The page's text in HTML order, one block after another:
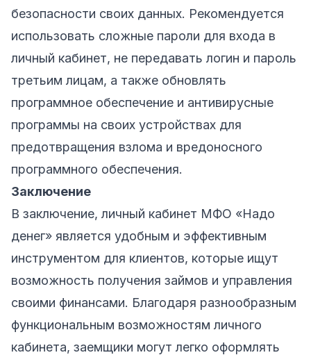
безопасности своих данных. Рекомендуется
использовать сложные пароли для входа в
личный кабинет, не передавать логин и пароль
третьим лицам, а также обновлять
программное обеспечение и антивирусные
программы на своих устройствах для
предотвращения взлома и вредоносного
программного обеспечения.
Заключение
В заключение, личный кабинет МФО «Надо
денег» является удобным и эффективным
инструментом для клиентов, которые ищут
возможность получения займов и управления
своими финансами. Благодаря разнообразным
функциональным возможностям личного
кабинета, заемщики могут легко оформлять